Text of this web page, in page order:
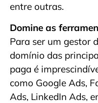
entre outras.
Domine as
Para ser um gestor
domínio das
paga é
como Google Ads,
Ads, LinkedIn Ads,